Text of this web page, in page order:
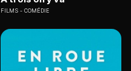
FILMS COMÉDIE